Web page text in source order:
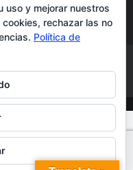
Accesibilidad
uso y mejorar nuestros
rechazar las no
Política de